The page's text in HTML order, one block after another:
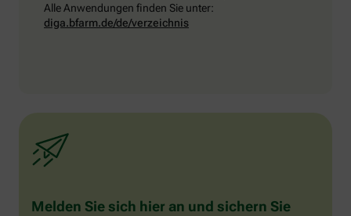
Alle Anwendungen finden Sie unter:
diga.bfarm.de/de/verzeichnis
Melden Sie sich hier an und sichern Sie